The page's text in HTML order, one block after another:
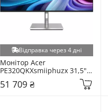
Відправка через 4 дні
Монітор Acer
PE320QKXsmiiphuzx 31,5"
51 709 ₴